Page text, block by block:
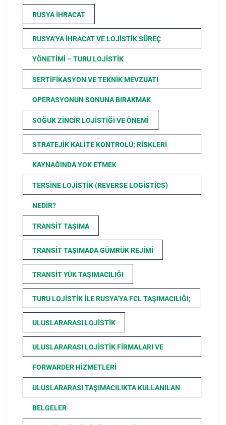
RUSYA İHRACAT
RUSYA’YA İHRACAT VE LOJISTIK SÜREÇ
YÖNETIMI – TURU LOJISTIK
SERTIFIKASYON VE TEKNIK MEVZUATI
OPERASYONUN SONUNA BIRAKMAK
SOĞUK ZINCIR LOJISTIĞI VE ÖNEMI
STRATEJIK KALITE KONTROLÜ; RISKLERI
KAYNAĞINDA YOK ETMEK
TERSINE LOJISTIK (REVERSE LOGISTICS)
NEDIR?
TRANSIT TAŞIMA
TRANSIT TAŞIMADA GÜMRÜK REJIMI
TRANSIT YÜK TAŞIMACILIĞI
TURU LOJISTIK ILE RUSYA’YA FCL TAŞIMACILIĞI;
ULUSLARARASI LOJISTIK
ULUSLARARASI LOJISTIK FIRMALARI VE
FORWARDER HIZMETLERI
ULUSLARARASI TAŞIMACILIKTA KULLANILAN
BELGELER